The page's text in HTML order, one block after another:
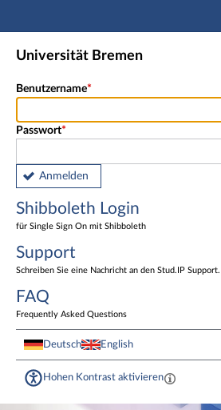
Hauptnavigation
Shibboleth Login
Universität Bremen
Benutzername
Passwort
Anmelden
Shibboleth Login
für Single Sign On mit Shibboleth
Support
Schreiben Sie eine Nachricht an den Stud.IP Support.
FAQ
Frequently Asked Questions
Deutsch English
Hohen Kontrast aktivieren